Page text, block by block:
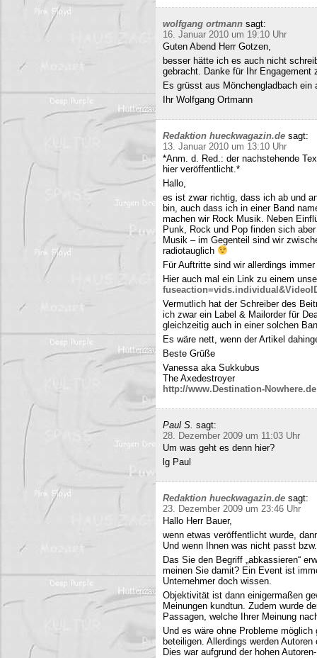
wolfgang ortmann sagt:
16. Januar 2010 um 19:10 Uhr
Guten Abend Herr Gotzen,
besser hätte ich es auch nicht
gebracht. Danke für Ihr Engagement
Es grüsst aus Mönchengladbach ein
Ihr Wolfgang Ortmann
Redaktion hueckwagazin.de sagt:
13. Januar 2010 um 13:10 Uhr
*Anm. d. Red.: der nachstehende
hier veröffentlicht.*
Hallo,
es ist zwar richtig, dass ich ab und
bin, auch dass ich in einer Band
machen wir Rock Musik. Neben
Punk, Rock und Pop finden sich
Musik – im Gegenteil sind wir
radiotauglich
Für Auftritte sind wir allerdings
Hier auch mal ein Link zu einem
Vermutlich hat der Schreiber des
ich zwar ein Label & Mailorder für
gleichzeitig auch in einer solchen
Es wäre nett, wenn der Artikel
Beste Grüße
Vanessa aka Sukkubus
The Axedestroyer
http://www.Destination-Nowhere.de
Paul S. sagt:
28. Dezember 2009 um 11:03 Uhr
Um was geht es denn hier?
lg Paul
Redaktion hueckwagazin.de sagt:
23. Dezember 2009 um 23:46 Uhr
Hallo Herr Bauer,
wenn etwas veröffentlicht wurde,
Und wenn Ihnen was nicht passt
Das Sie den Begriff „abkassieren“
meinen Sie damit? Ein Event ist
Unternehmer doch wissen.
Objektivität ist dann einigermaßen
Meinungen kundtun. Zudem wurde
Passagen, welche Ihrer Meinung
Und es wäre ohne Probleme
beteiligen. Allerdings werden
Dies war aufgrund der hohen